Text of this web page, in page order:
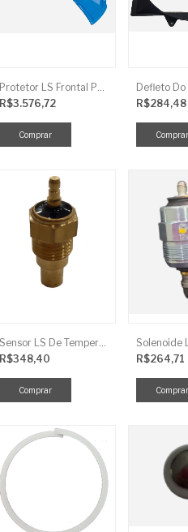
Protetor LS Frontal Para-Lama LE SBG870FCI
R$3.576,72
R$284,48
Sensor LS De Temperatura TRG750
R$348,40
R$264,71